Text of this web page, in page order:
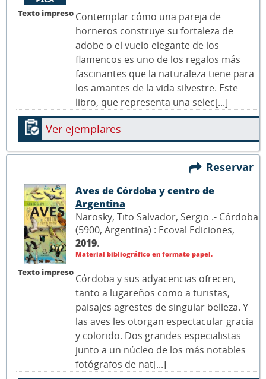
Texto impreso Contemplar cómo una pareja de
horneros construye su fortaleza de
adobe o el vuelo elegante de los
flamencos es uno de los regalos más
fascinantes que la naturaleza tiene para
los amantes de la vida silvestre. Este
libro, que representa una selec[...]
Ver ejemplares
Reservar
Texto impreso
Aves de Córdoba y centro de
Argentina
Narosky, Tito Salvador, Sergio .- Córdoba
(5900, Argentina) : Ecoval Ediciones,
2019.
Material bibliográfico en formato papel.
Córdoba y sus adyacencias ofrecen,
tanto a lugareños como a turistas,
paisajes agrestes de singular belleza. Y
las aves les otorgan espectacular gracia
y colorido. Dos grandes especialistas
junto a un núcleo de los más notables
fotógrafos de nat[...]